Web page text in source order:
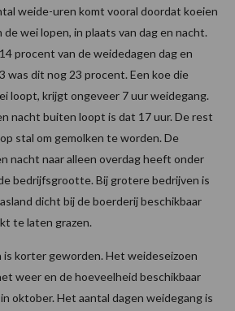
weide-uren komt vooral doordat koeien
de wei lopen, in plaats van dag en nacht.
procent van de weidedagen dag en
was dit nog 23 procent. Een koe die
loopt, krijgt ongeveer 7 uur weidegang.
nacht buiten loopt is dat 17 uur. De rest
stal om gemolken te worden. De
nacht naar alleen overdag heeft onder
bedrijfsgrootte. Bij grotere bedrijven is
dicht bij de boerderij beschikbaar
te laten grazen.
korter geworden. Het weideseizoen
weer en de hoeveelheid beschikbaar
oktober. Het aantal dagen weidegang is